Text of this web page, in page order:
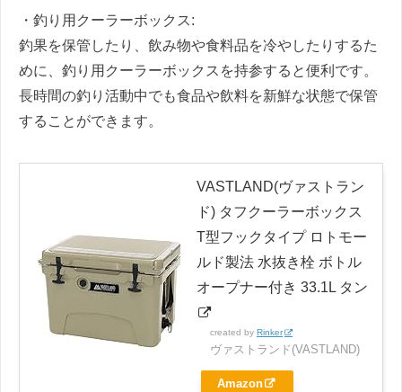
・釣り用クーラーボックス:
釣果を保管したり、飲み物や食料品を冷やしたりするた
めに、釣り用クーラーボックスを持参すると便利です。
長時間の釣り活動中でも食品や飲料を新鮮な状態で保管
することができます。
VASTLAND(ヴァストラン
ド) タフクーラーボックス
T型フックタイプ ロトモー
ルド製法 水抜き栓 ボトル
オープナー付き 33.1L タン
created by Rinker
ヴァストランド(VASTLAND)
Amazon